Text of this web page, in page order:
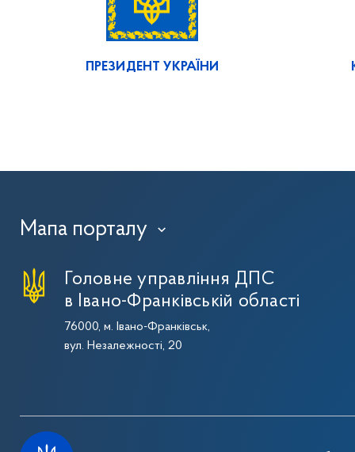
ПРЕЗИДЕНТ УКРАЇНИ
Мапа порталу ›
Головне управління ДПС
в Івано-Франківській області
76000, м. Івано-Франківськ,
вул. Незалежності, 20